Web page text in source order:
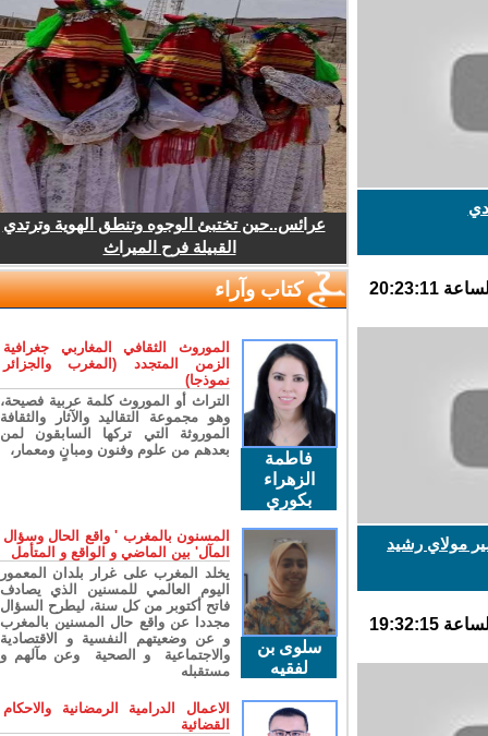
مولاي رشيد
عرائس..حين تختبئ الوجوه وتنطق الهوية وترتدي
القبيلة فرح الميراث
كتاب وآراء
فاطمة
الزهراء
بكوري
الموروث الثقافي المغاربي جغرافية
الزمن المتجدد (المغرب والجزائر
نموذجا)
التراث أو الموروث كلمة عربية فصيحة،
وهو مجموعة التقاليد والآثار والثقافة
الموروثة التي تركها السابقون لمن
بعدهم من علوم وفنون ومبانٍ ومعمار،
سلوى بن
لفقيه
المسنون بالمغرب ' واقع الحال وسؤال
المآل' بين الماضي و الواقع و المتأمل
يخلد المغرب على غرار بلدان المعمور
اليوم العالمي للمسنين الذي يصادف
فاتح أكتوبر من كل سنة، ليطرح السؤال
مجددا عن واقع حال المسنين بالمغرب
و عن وضعيتهم النفسية و الاقتصادية
والاجتماعية و الصحية وعن مآلهم و
مستقبله
الاعمال الدرامية الرمضانية والاحكام
القضائية